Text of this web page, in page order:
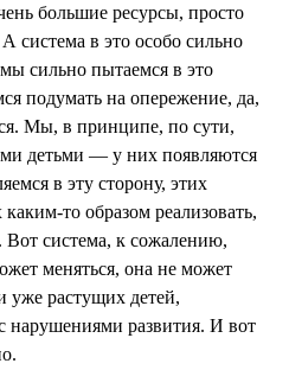
большие ресурсы, просто
система в это особо сильно
сильно пытаемся в это
подумать на опережение, да,
Мы, в принципе, по сути,
детьми — у них появляются
в эту сторону, этих
то образом реализовать,
Вот система, к сожалению,
меняться, она не может
уже растущих детей,
нарушениями развития. И вот